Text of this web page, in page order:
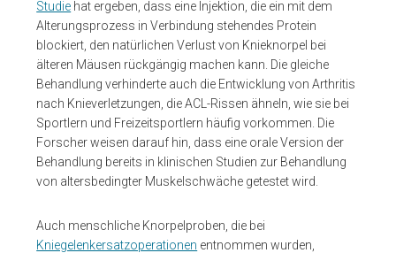
Studie hat ergeben, dass eine Injektion, die ein mit dem
Alterungsprozess in Verbindung stehendes Protein
blockiert, den natürlichen Verlust von Knieknorpel bei
älteren Mäusen rückgängig machen kann. Die gleiche
Behandlung verhinderte auch die Entwicklung von Arthritis
nach Knieverletzungen, die ACL-Rissen ähneln, wie sie bei
Sportlern und Freizeitsportlern häufig vorkommen. Die
Forscher weisen darauf hin, dass eine orale Version der
Behandlung bereits in klinischen Studien zur Behandlung
von altersbedingter Muskelschwäche getestet wird.
Auch menschliche Knorpelproben, die bei
Kniegelenkersatzoperationen entnommen wurden,